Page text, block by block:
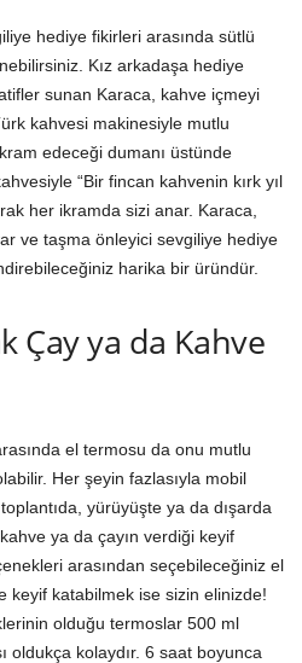
hediye fikirleri arasında sütlü
Kız arkadaşa hediye
sunan Karaca, kahve içmeyi
kahvesi makinesiyle mutlu
edeceği dumanı üstünde
“Bir fincan kahvenin kırk yıl
her ikramda sizi anar. Karaca,
ve taşma önleyici sevgiliye hediye
harika bir üründür.
Çay ya da Kahve
el termosu da onu mutlu
Her şeyin fazlasıyla mobil
yürüyüşte ya da dışarda
ya da çayın verdiği keyif
arasından seçebileceğiniz el
keyif katabilmek ise sizin elinizde!
olduğu termoslar 500 ml
oldukça kolaydır. 6 saat boyunca